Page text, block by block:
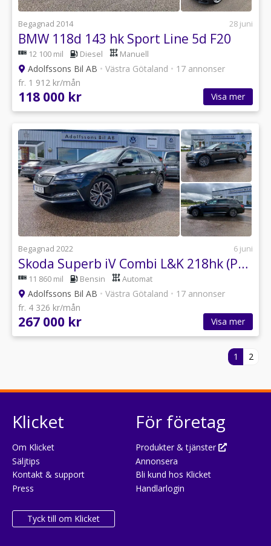
Begagnad 2014 28 juni
BMW 118d 143 hk Sport Line 5d F20
12 100 mil Diesel Manuell
Adolfssons Bil AB • Västra Götaland • 17 annonser
fr. 1 912 kr/mån
118 000 kr Visa mer
Begagnad 2022 6 juni
Skoda Superb iV Combi L&K 218hk (Panorama/Drag/Värmare/Läder
11 860 mil Bensin Automat
Adolfssons Bil AB • Västra Götaland • 17 annonser
fr. 4 326 kr/mån
267 000 kr Visa mer
1 2
Klicket
Om Klicket
Säljtips
Kontakt & support
Press
Tyck till om Klicket
För företag
Produkter & tjänster
Annonsera
Bli kund hos Klicket
Handlarlogin